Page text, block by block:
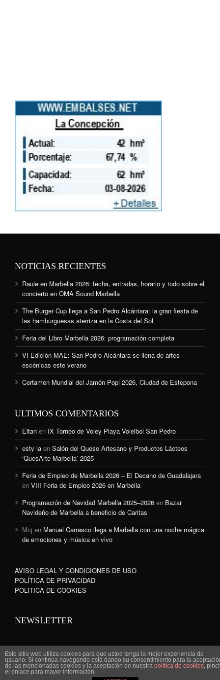
NOTICIAS RECIENTES
Raule en Marbella 2026: fecha, entradas, horario y todo sobre el
concierto en OMA Sound Marbella
The Burger Cup llega a San Pedro Alcántara: la gran fiesta de
las hamburguesas aterriza en la Costa del Sol
Feria del Libro Marbella 2026: programación completa
VI Edición MAE: San Pedro Alcántara se llena de artes
escénicas este verano
Certamen Mundial del Jamón Popi 2026, Ciudad de Estepona
ULTIMOS COMENTARIOS
Eitan en IX Torneo de Voley Playa Voleibol San Pedro
esty la en Salón del Queso Artesano y Productos Lácteos
‘QuesArte Marbella’ 2025
Feria de Empleo de Marbella 2026 – El Decano de Guadalajara
en VIII Feria de Empleo 2026 en Marbella
Programación de Navidad Marbella 2025–2026 en Bazar
Navideño de Marbella a beneficio de Caritas
Mcj en Manuel Carrasco llega a Marbella con una noche mágica
de emociones y música en vivo
AVISO LEGAL Y CONDICIONES DE USO
POLÍTICA DE PRIVACIDAD
POLITICA DE COOKIES
NEWSLETTER
www.marbella-sanpedro.com 2010©
Este sitio web utiliza cookies para que usted tenga la mejor experiencia de
usuario. Si continúa navegando está dando su consentimiento para la
de las mencionadas cookies y la aceptación de nuestra política de cookies,
el enlace para mayor información.